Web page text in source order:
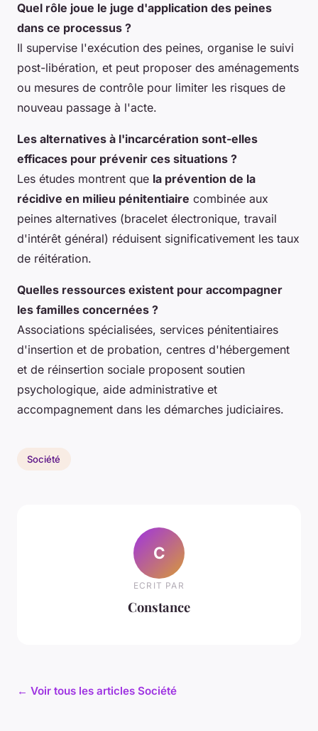
Quel rôle joue le juge d'application des peines
dans ce processus ?
Il supervise l'exécution des peines, organise le suivi
post-libération, et peut proposer des aménagements
ou mesures de contrôle pour limiter les risques de
nouveau passage à l'acte.
Les alternatives à l'incarcération sont-elles
efficaces pour prévenir ces situations ?
Les études montrent que la prévention de la
récidive en milieu pénitentiaire combinée aux
peines alternatives (bracelet électronique, travail
d'intérêt général) réduisent significativement les taux
de réitération.
Quelles ressources existent pour accompagner
les familles concernées ?
Associations spécialisées, services pénitentiaires
d'insertion et de probation, centres d'hébergement
et de réinsertion sociale proposent soutien
psychologique, aide administrative et
accompagnement dans les démarches judiciaires.
Société
C
ECRIT PAR
Constance
← Voir tous les articles Société